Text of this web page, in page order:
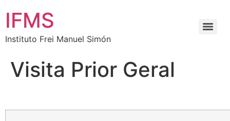
IFMS
Instituto Frei Manuel Simón
Visita Prior Geral